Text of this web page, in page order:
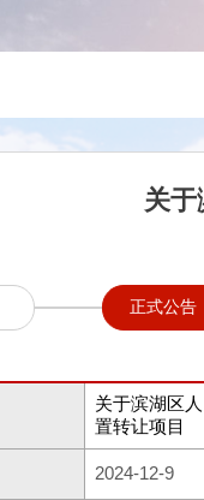
关
正式公告
关于滨湖区
置转让项目
2024-12-9